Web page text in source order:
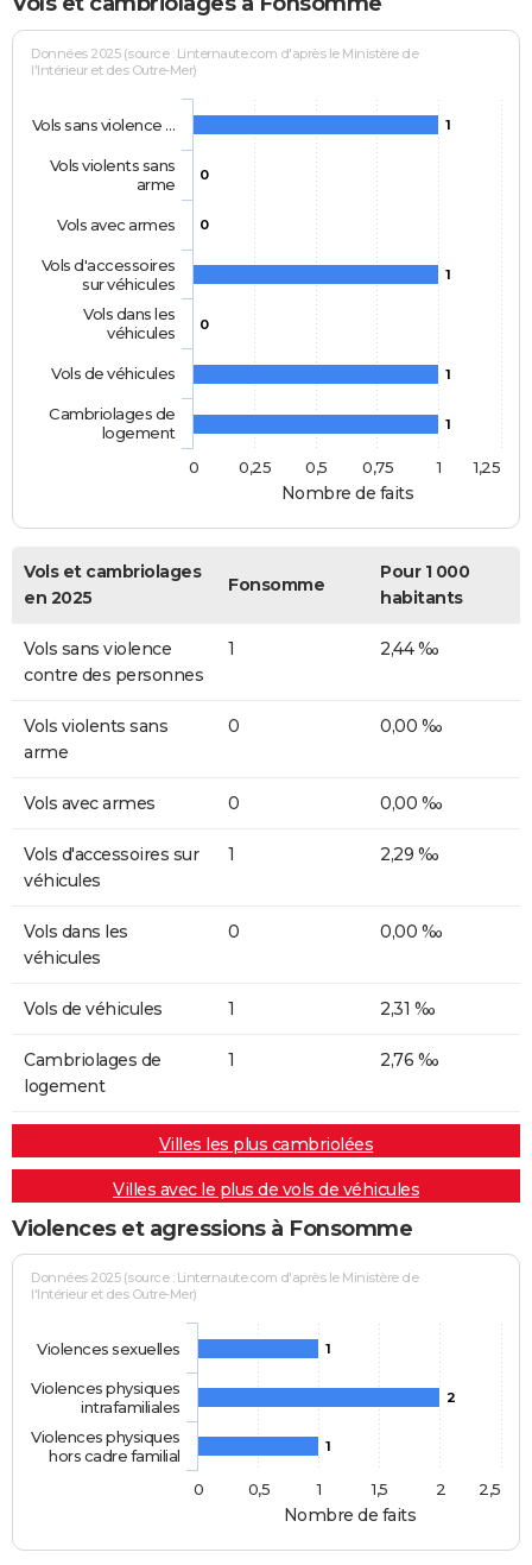
Nombre de faits
Données 2025 (source : Linternaute.com d'après le Ministère de
l'Intérieur et des Outre-Mer)
1
0
0
1
0
1
1
Vols sans violence …
Vols violents sans
arme
Vols avec armes
Vols d'accessoires
sur véhicules
Vols dans les
véhicules
Vols de véhicules
Cambriolages de
logement
0
1
0,25 0,5 0,75 1,25
Vols et cambriolages
en 2025
Fonsomme
Pour 1 000
habitants
Vols sans violence
contre des personnes
1 2,44 ‰
Vols violents sans
arme
0 0,00 ‰
Vols avec armes 0 0,00 ‰
Vols d'accessoires sur
véhicules
1 2,29 ‰
Vols dans les
véhicules
0 0,00 ‰
Vols de véhicules 1 2,31 ‰
Cambriolages de
logement
1 2,76 ‰
Villes les plus cambriolées
Villes avec le plus de vols de véhicules
Violences et agressions à Fonsomme
Nombre de faits
Données 2025 (source : Linternaute.com d'après le Ministère de
l'Intérieur et des Outre-Mer)
1
2
1
Violences sexuelles
Violences physiques
intrafamiliales
Violences physiques
hors cadre familial
0
0,5 1 1,5 2 2,5